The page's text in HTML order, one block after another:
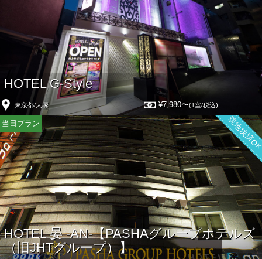
HOTEL G-Style
東京都/大塚 ¥7,980〜(1室/税込)
HOTEL 晏 -AN-【PASHAグループホテルズ
（旧JHTグループ）】
当日プラン 現地決済